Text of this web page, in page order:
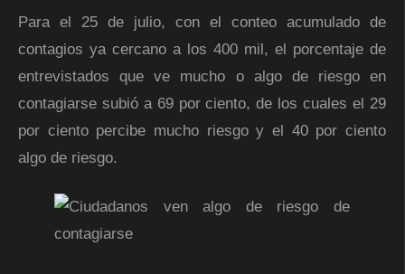
Para el 25 de julio, con el conteo acumulado de
contagios ya cercano a los 400 mil, el porcentaje de
entrevistados que ve mucho o algo de riesgo en
contagiarse subió a 69 por ciento, de los cuales el 29
por ciento percibe mucho riesgo y el 40 por ciento
algo de riesgo.